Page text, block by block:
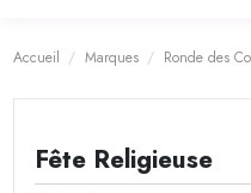
Accueil Marques Ronde des
Fête Religieuse